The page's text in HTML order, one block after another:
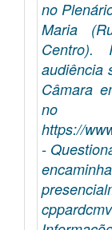
no
Maria
Centro).
audiência
Câmara
no
https://
-